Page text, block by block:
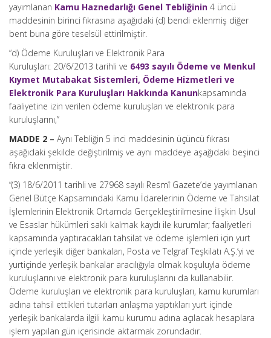
yayımlanan Kamu Haznedarlığı Genel Tebliğinin 4 üncü
maddesinin birinci fıkrasına aşağıdaki (d) bendi eklenmiş diğer
bent buna göre teselsül ettirilmiştir.
“d) Ödeme Kuruluşları ve Elektronik Para
Kuruluşları: 20/6/2013 tarihli ve 6493 sayılı Ödeme ve Menkul
Kıymet Mutabakat Sistemleri, Ödeme Hizmetleri ve
Elektronik Para Kuruluşları Hakkında Kanunkapsamında
faaliyetine izin verilen ödeme kuruluşları ve elektronik para
kuruluşlarını,’’
MADDE 2 – Aynı Tebliğin 5 inci maddesinin üçüncü fıkrası
aşağıdaki şekilde değiştirilmiş ve aynı maddeye aşağıdaki beşinci
fıkra eklenmiştir.
“(3) 18/6/2011 tarihli ve 27968 sayılı Resmî Gazete’de yayımlanan
Genel Bütçe Kapsamındaki Kamu İdarelerinin Ödeme ve Tahsilat
İşlemlerinin Elektronik Ortamda Gerçekleştirilmesine İlişkin Usul
ve Esaslar hükümleri saklı kalmak kaydı ile kurumlar; faaliyetleri
kapsamında yaptıracakları tahsilat ve ödeme işlemleri için yurt
içinde yerleşik diğer bankaları, Posta ve Telgraf Teşkilatı A.Ş.’yi ve
yurtiçinde yerleşik bankalar aracılığıyla olmak koşuluyla ödeme
kuruluşlarını ve elektronik para kuruluşlarını da kullanabilir.
Ödeme kuruluşları ve elektronik para kuruluşları, kamu kurumları
adına tahsil ettikleri tutarları anlaşma yaptıkları yurt içinde
yerleşik bankalarda ilgili kamu kurumu adına açılacak hesaplara
işlem yapılan gün içerisinde aktarmak zorundadır.